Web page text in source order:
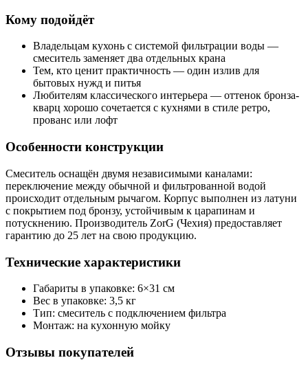
Кому подойдёт
Владельцам кухонь с системой фильтрации воды —
смеситель заменяет два отдельных крана
Тем, кто ценит практичность — один излив для
бытовых нужд и питья
Любителям классического интерьера — оттенок бронза-
кварц хорошо сочетается с кухнями в стиле ретро,
прованс или лофт
Особенности конструкции
Смеситель оснащён двумя независимыми каналами:
переключение между обычной и фильтрованной водой
происходит отдельным рычагом. Корпус выполнен из латуни
с покрытием под бронзу, устойчивым к царапинам и
потускнению. Производитель ZorG (Чехия) предоставляет
гарантию до 25 лет на свою продукцию.
Технические характеристики
Габариты в упаковке: 6×31 см
Вес в упаковке: 3,5 кг
Тип: смеситель с подключением фильтра
Монтаж: на кухонную мойку
Отзывы покупателей